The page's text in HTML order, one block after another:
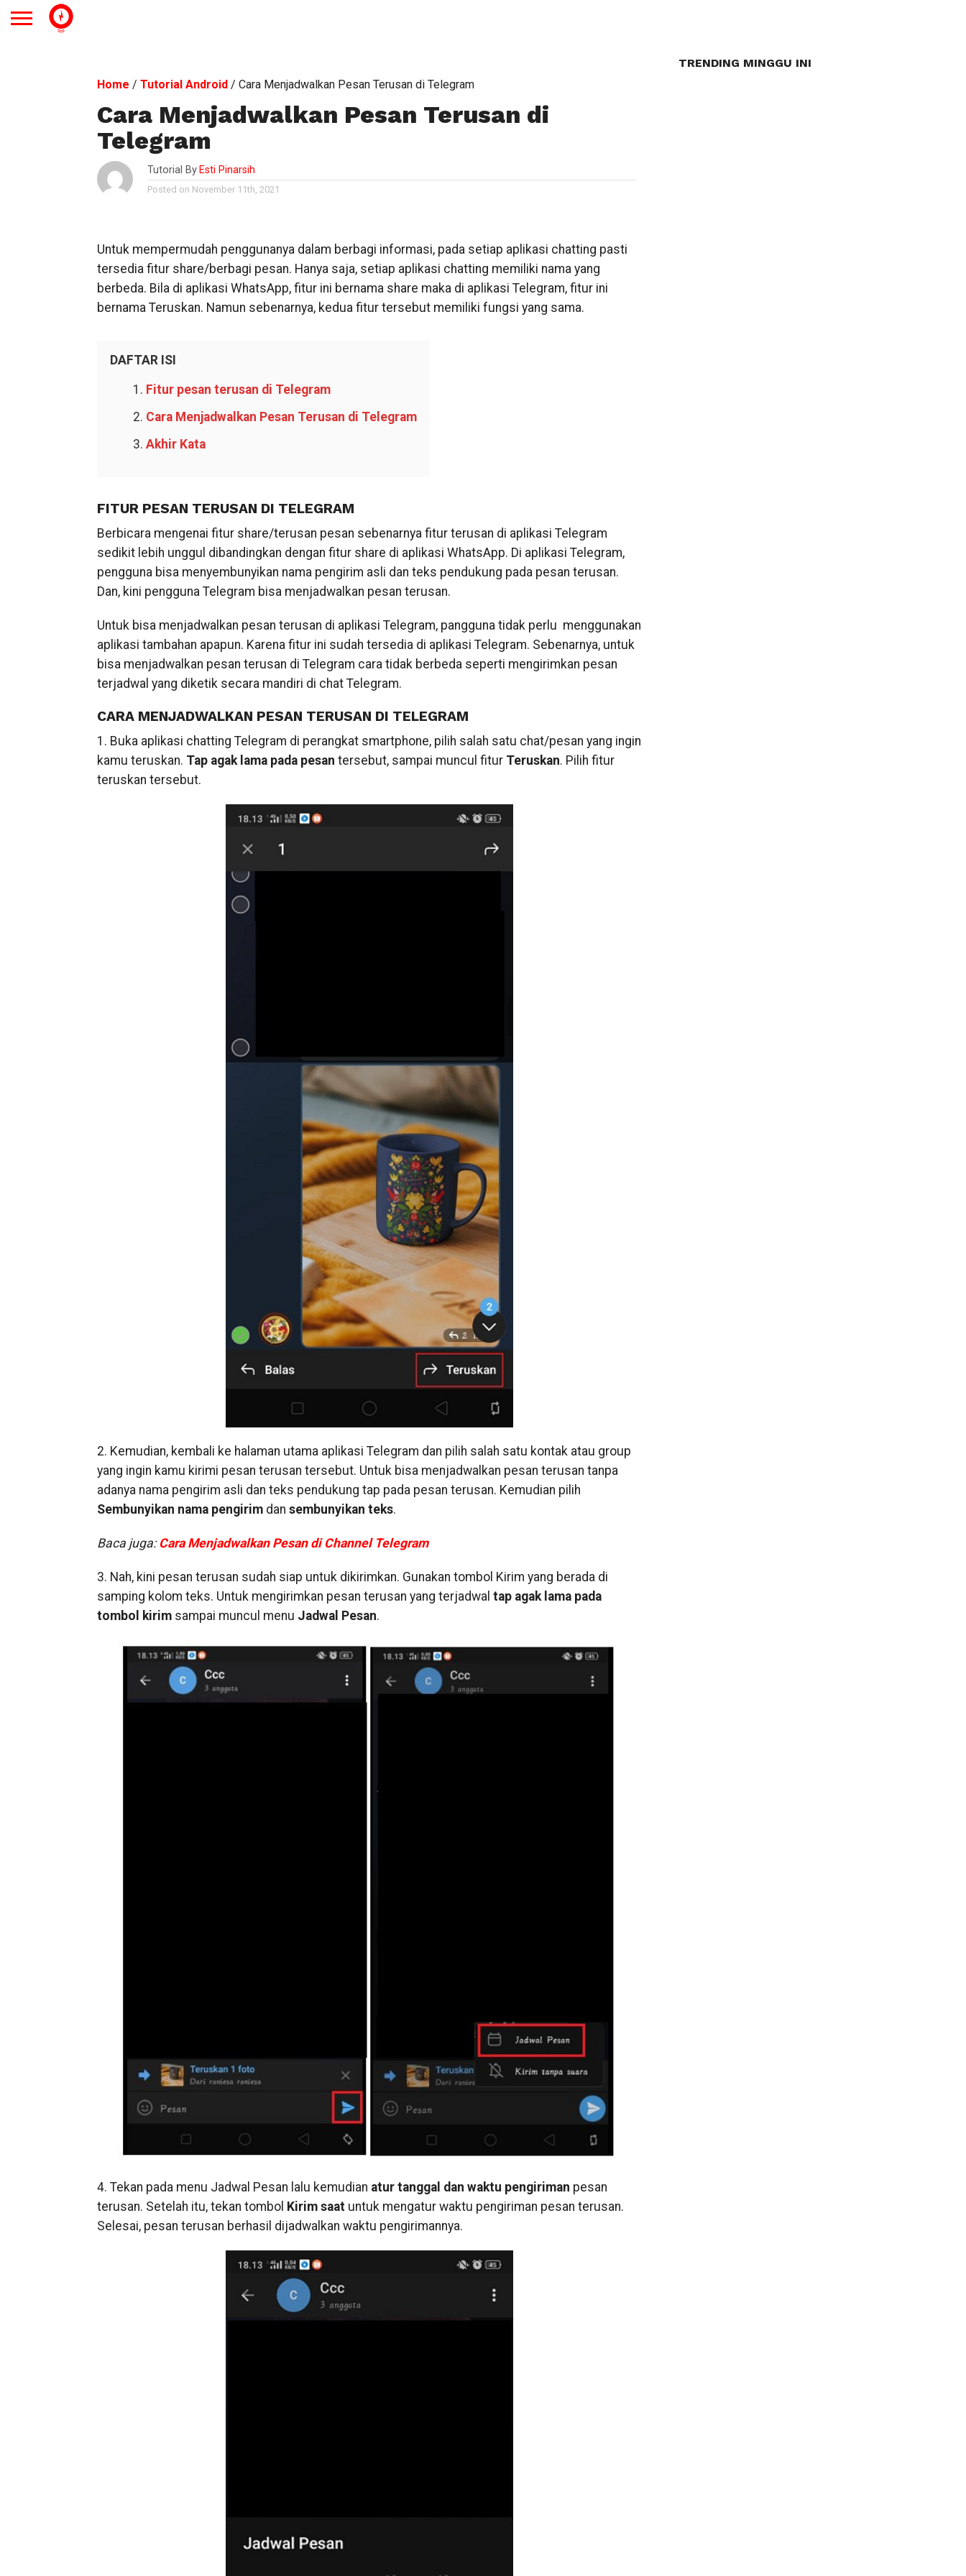
Home / Tutorial Android/ Cara Menjadwalkan Pesan Terusan di Telegram
Cara Menjadwalkan Pesan Terusan di
Telegram
Tutorial By Esti Pinarsih
Posted on November 11th, 2021
Untuk mempermudah penggunanya dalam berbagi informasi, pada setiap aplikasi chatting pasti
tersedia fitur share/berbagi pesan. Hanya saja, setiap aplikasi chatting memiliki nama yang
berbeda. Bila di aplikasi WhatsApp, fitur ini bernama share maka di aplikasi Telegram, fitur ini
bernama Teruskan. Namun sebenarnya, kedua fitur tersebut memiliki fungsi yang sama.
DAFTAR ISI
Fitur pesan terusan di Telegram
Cara Menjadwalkan Pesan Terusan di Telegram
Akhir Kata
FITUR PESAN TERUSAN DI TELEGRAM
Berbicara mengenai fitur share/terusan pesan sebenarnya fitur terusan di aplikasi Telegram
sedikit lebih unggul dibandingkan dengan fitur share di aplikasi WhatsApp. Di aplikasi Telegram,
pengguna bisa menyembunyikan nama pengirim asli dan teks pendukung pada pesan terusan.
Dan, kini pengguna Telegram bisa menjadwalkan pesan terusan.
Untuk bisa menjadwalkan pesan terusan di aplikasi Telegram, pangguna tidak perlu menggunakan
aplikasi tambahan apapun. Karena fitur ini sudah tersedia di aplikasi Telegram. Sebenarnya, untuk
bisa menjadwalkan pesan terusan di Telegram cara tidak berbeda seperti mengirimkan pesan
terjadwal yang diketik secara mandiri di chat Telegram.
CARA MENJADWALKAN PESAN TERUSAN DI TELEGRAM
1. Buka aplikasi chatting Telegram di perangkat smartphone, pilih salah satu chat/pesan yang ingin
kamu teruskan. Tap agak lama pada pesan tersebut, sampai muncul fitur Teruskan. Pilih fitur
teruskan tersebut.
2. Kemudian, kembali ke halaman utama aplikasi Telegram dan pilih salah satu kontak atau group
yang ingin kamu kirimi pesan terusan tersebut. Untuk bisa menjadwalkan pesan terusan tanpa
adanya nama pengirim asli dan teks pendukung tap pada pesan terusan. Kemudian pilih
Sembunyikan nama pengirimdan sembunyikan teks.
Baca juga: Cara Menjadwalkan Pesan di Channel Telegram
3. Nah, kini pesan terusan sudah siap untuk dikirimkan. Gunakan tombol Kirim yang berada di
samping kolom teks. Untuk mengirimkan pesan terusan yang terjadwal tap agak lama pada
tombol kirimsampai muncul menu Jadwal Pesan.
4. Tekan pada menu Jadwal Pesan lalu kemudian atur tanggal dan waktu pengiriman pesan
terusan. Setelah itu, tekan tombol Kirim saatuntuk mengatur waktu pengiriman pesan terusan.
Selesai, pesan terusan berhasil dijadwalkan waktu pengirimannya.
TRENDING MINGGU INI